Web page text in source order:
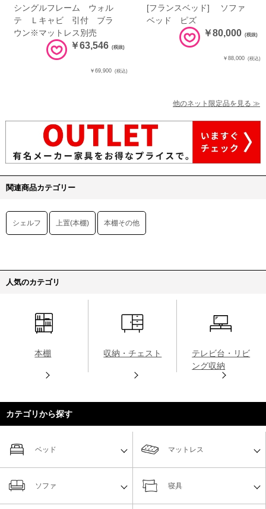
シングルフレーム ウォル
テ Ｌキャビ 引付 ブラ
ウン※マットレス別売
￥63,546 (税抜)
￥69,900 (税込)
[フランスベッド] ソファ
ベッド ピズ
￥80,000 (税抜)
￥88,000 (税込)
他のネット限定品を見る ≫
関連商品カテゴリー
シェルフ 上置(本棚) 本棚その他
人気のカテゴリ
本棚 収納・チェスト
テレビ台・リビ
ング収納
カテゴリから探す
ベッド マットレス
ソファ 寝具